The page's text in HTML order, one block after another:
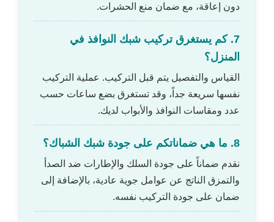
دون إعاقة، مع ضمان منع الحشرات.
7. كم يستغرق تركيب شبك النوافذ في
المنزل؟
القياس والتفصيل يتم قبل التركيب. عملية التركيب
نفسها سريعة جداً، وقد تستغرق بضع ساعات حسب
عدد ومقاسات النوافذ والأبواب لديك.
8. ما هي ضماناتكم على جودة شبك الشباك؟
نقدم ضماناً على جودة السلك والإطارات ضد الصدأ
والتمزق الناتج عن عوامل جوية عادية، بالإضافة إلى
ضمان على جودة التركيب نفسه.